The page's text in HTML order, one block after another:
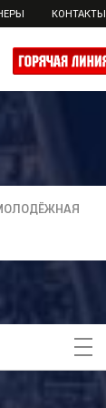
КОНТАКТЫ